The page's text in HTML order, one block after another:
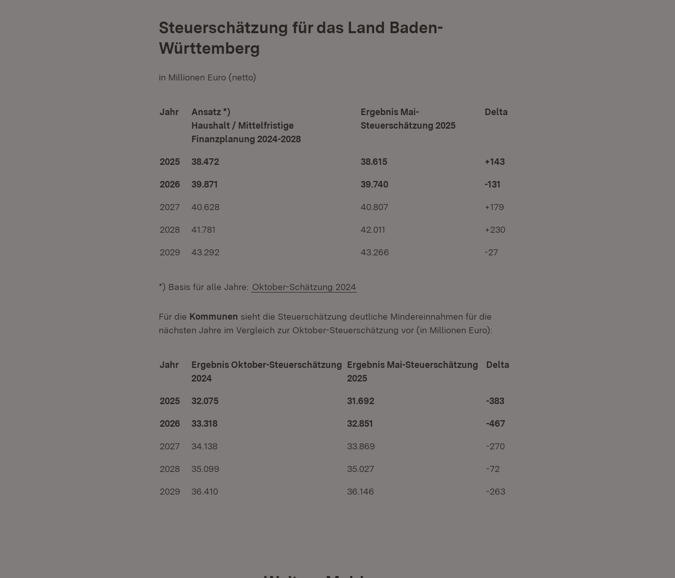
Steuerschätzung für das Land Baden-
Württemberg
in Millionen Euro (netto)
Jahr
Ansatz *)
Haushalt / Mittelfristige
Finanzplanung 2024-2028
Ergebnis Mai-
Steuerschätzung 2025
Delta
2025 38.472 38.615 +143
2026 39.871 39.740 -131
2027 40.628 40.807 +179
2028 41.781 42.011 +230
2029 43.292 43.266 -27
*) Basis für alle Jahre: Oktober-Schätzung 2024
Für die Kommunen sieht die Steuerschätzung deutliche Mindereinnahmen für die
nächsten Jahre im Vergleich zur Oktober-Steuerschätzung vor (in Millionen Euro):
Jahr
Ergebnis Oktober-Steuerschätzung
2024
Ergebnis Mai-Steuerschätzung
2025
Delta
2025 32.075 31.692 -383
2026 33.318 32.851 -467
2027 34.138 33.869 -270
2028 35.099 35.027 -72
2029 36.410 36.146 -263